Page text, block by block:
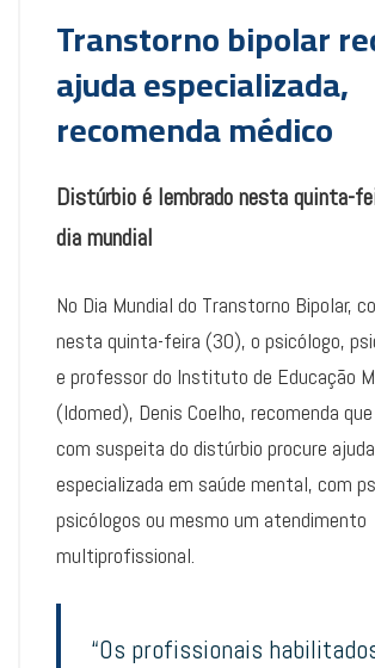
Transtorno bipolar
ajuda especializada,
recomenda médico
Distúrbio é lembrado nesta quinta-
dia mundial
No Dia Mundial do Transtorno Bipolar,
nesta quinta-feira (30), o psicólogo,
e professor do Instituto de Educação
(Idomed), Denis Coelho, recomenda
com suspeita do distúrbio procure
especializada em saúde mental, com
psicólogos ou mesmo um atendimento
multiprofissional.
“Os profissionais